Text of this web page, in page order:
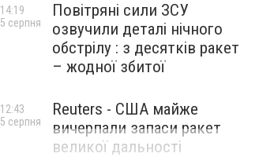
Повітряні сили ЗСУ
озвучили деталі нічного
обстрілу : з десятків ракет
– жодної збитої
14:19
5 серпня
Reuters - США майже
вичерпали запаси ракет
великої дальності
12:43
5 серпня